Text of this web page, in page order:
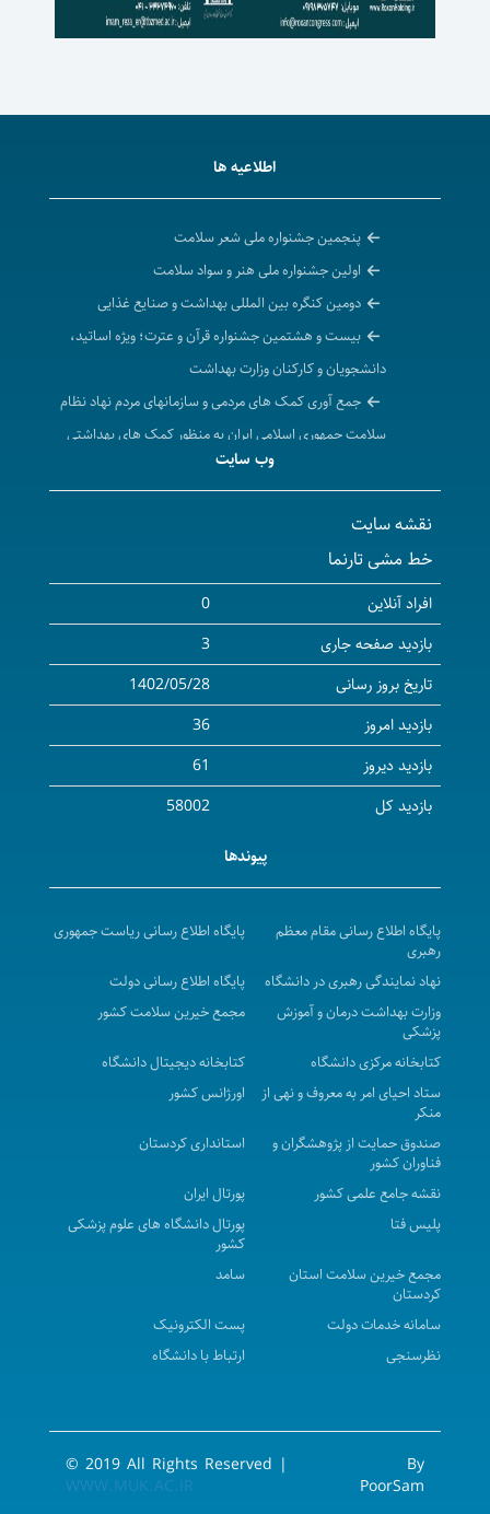
اطلاعیه ها
پنجمین جشنواره ملی شعر سلامت
اولین جشنواره ملی هنر و سواد سلامت
دومین کنگره بین المللی بهداشت و صنایع غذایی
بیست و هشتمین جشنواره قرآن و عترت؛ ویژه اساتید،
دانشجویان و کارکنان وزارت بهداشت
جمع آوری کمک های مردمی و سازمانهای مردم نهاد نظام
سلامت جمهوری اسلامی ایران به منظور کمک های بهداشتی
و درمانی انسان دوستانه به مردم مظلوم غزه
سومین سوگواره شعر منطقه‌ای طلوع سرخ
سومین جشنواره افتخار من
کنفرانس علمی مدیریت جراحی‌های غیر قلبی در بیماران
قلبی
آغاز فرایند انتخاب پژوهشگران و فناوران برتر دانشگاه
هفدهمین کنفرانس ارزیابی و تضمین کیفیت در
نظام‌های دانشگاهی
دومین جشنواره ملی فناوری‌های توانبخشی
فراخوان اولین رویداد توسعه‌ی فناوری‌های نوین
یازدهمین کنگره تخصصی و بین المللی کنترل عفونت و
استریلیزاسیون، مواد و تجهیزات پزشکی
نخبگان
پانزدهمین کنگره پیشگامان پیشرفت
چهارمین گردهمایی بین المللی و هشتمین سمینار ایدز
8 الی 10 آذر ماه 1402 با امتیاز بازآموزی
واکاوی پدیده خودسوزی زنان در غرب کشور
هفتمین کنفرانس بین‌المللی مدیریت، گردشگری و
همایش بهره وری در حوزه سلامت
چهاردهمین کنگره بین المللی بیماری های غدد درون ریز
و متابولیسم مرکز همایشهای بین‌المللی دانشگاه شهید
نخستین کنگره بین المللی جمعیت پایدار، آینده
وب سایت
نقشه سایت
خط مشی تارنما
افراد آنلاین
0
بازدید صفحه جاری
3
تاریخ بروز رسانی
1402/05/28
بازدید امروز
36
بازدید دیروز
61
بازدید کل
58002
پیوندها
پایگاه اطلاع رسانی مقام معظم
رهبری
پایگاه اطلاع رسانی ریاست جمهوری
نهاد نمایندگی رهبری در دانشگاه
پایگاه اطلاع رسانی دولت
وزارت بهداشت درمان و آموزش
پزشکی
مجمع خیرین سلامت کشور
کتابخانه مرکزی دانشگاه
کتابخانه دیجیتال دانشگاه
ستاد احیای امر به معروف و نهی از
منکر
اورژانس کشور
صندوق حمایت از پژوهشگران و
فناوران کشور
استانداری کردستان
نقشه جامع علمی کشور
پورتال ایران
پلیس فتا
پورتال دانشگاه های علوم پزشکی
کشور
مجمع خیرین سلامت استان
کردستان
سامد
سامانه خدمات دولت
پست الکترونیک
نظرسنجی
ارتباط با دانشگاه
By
PoorSam
© 2019 All Rights Reserved |
WWW.MUK.AC.IR